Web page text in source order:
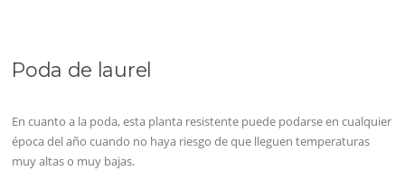
Poda de laurel
En cuanto a la poda, esta planta resistente puede podarse en cualquier
época del año cuando no haya riesgo de que lleguen temperaturas
muy altas o muy bajas.